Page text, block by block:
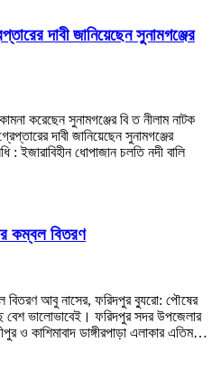
দাবী জানিয়েছেন সুনামগঞ্জের
করেছেন সুনামগঞ্জের বি ত নীলাম নাটক
দাবী জানিয়েছেন সুনামগঞ্জের
: ইজারাবিহীন ধোপাজান চলতি নদী বালি
কম্বল বিতরণ
বিতরণ আবু নাসের, ফরিদপুর ব্যুরো: পৌষের
বেশ ভালোভাবেই। ফরিদপুর সদর উপজেলার
ও কাশিমাবাদ ডাঙ্গীরপাড়া এলাকার এতিম…